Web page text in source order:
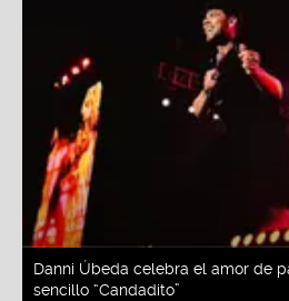
Danni Úbeda celebra el amor de
sencillo “Candadito”